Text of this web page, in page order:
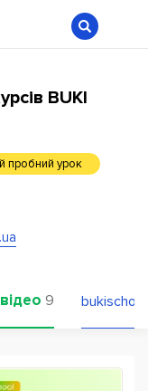
BUKI
пробний урок
9